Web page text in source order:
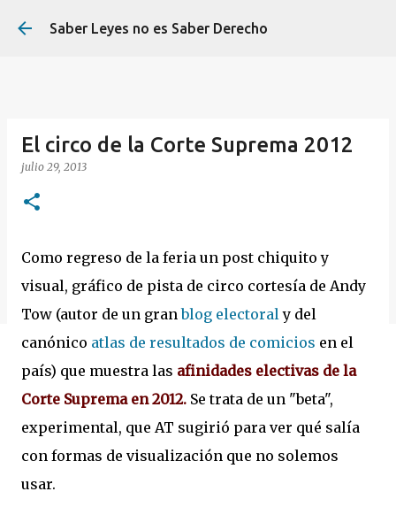
Ir al contenido principal
Saber Leyes no es Saber Derecho
El circo de la Corte Suprema 2012
julio 29, 2013
Como regreso de la feria un post chiquito y
visual, gráfico de pista de circo cortesía de Andy
Tow (autor de un granblog electoraly del
canónico atlas de resultados de comicios en el
país) que muestra las afinidades electivas de la
Corte Suprema en 2012. Se trata de un "beta",
experimental, que AT sugirió para ver qué salía
con formas de visualización que no solemos
usar.